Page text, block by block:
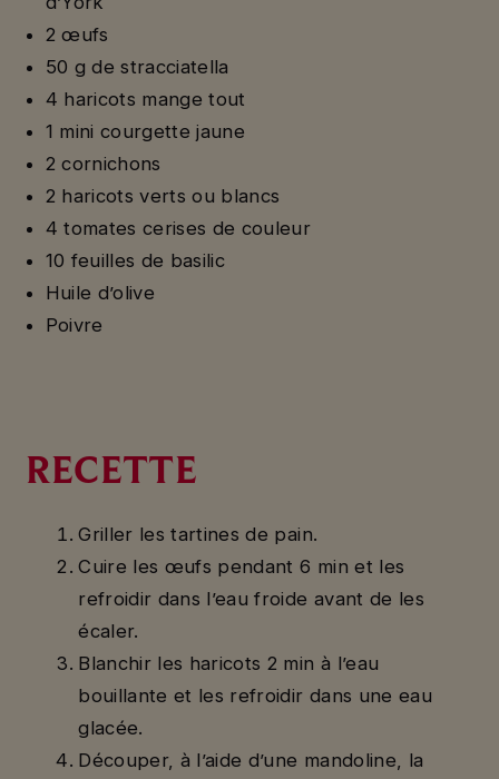
2 œufs
50 g de stracciatella
4 haricots mange tout
1 mini courgette jaune
2 cornichons
2 haricots verts ou blancs
4 tomates cerises de couleur
10 feuilles de basilic
Huile d’olive
Poivre
RECETTE
Griller les tartines de pain.
Cuire les œufs pendant 6 min et les
refroidir dans l’eau froide avant de les
écaler.
Blanchir les haricots 2 min à l’eau
bouillante et les refroidir dans une eau
glacée.
Découper, à l’aide d’une mandoline, la